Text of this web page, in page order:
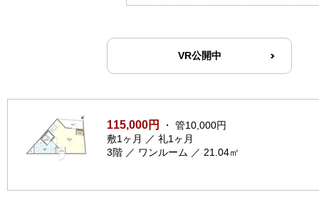
VR公開中
115,000円
・ 管10,000円
敷1ヶ月 ／ 礼1ヶ月
3階 ／ ワンルーム ／ 21.04㎡